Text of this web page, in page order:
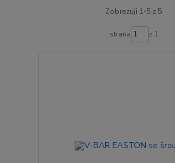
Zobrazuji 1-5 z 5
strana z 1